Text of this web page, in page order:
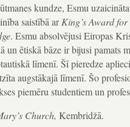
kundze, Esmu
saistībā arKing’s Award
. Esmu absolvējusi Eiropas
un ētiskā bāze ir bijusi pamats
līmenī. Šī pieredze
augstākajā līmenī. Šo
piemēru studentiem un
Church,Kembridžā.